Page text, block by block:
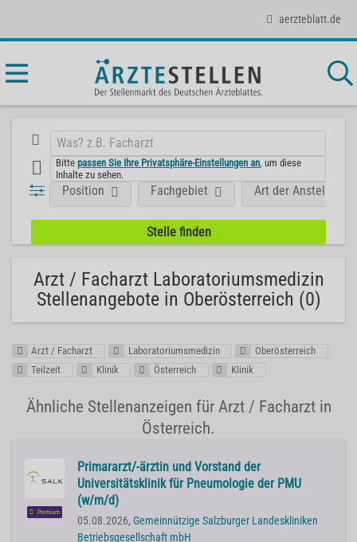
aerzteblatt.de
Bittepassen Sie Ihre Privatsphäre-Einstellungen an , um diese
Inhalte zu sehen.
Position Fachgebiet Art der Anstellung
Arzt / Facharzt Laboratoriumsmedizin
Stellenangebote in Oberösterreich (0)
Arzt / Facharzt Laboratoriumsmedizin
Oberösterreich
Teilzeit
Klinik Österreich Klinik
Ähnliche Stellenanzeigen für Arzt / Facharzt in
Österreich.
Premium
Primararzt/-ärztin und Vorstand der
Universitätsklinik für Pneumologie der PMU
(w/m/d)
05.08.2026, Gemeinnützige Salzburger Landeskliniken
Betriebsgesellschaft mbH